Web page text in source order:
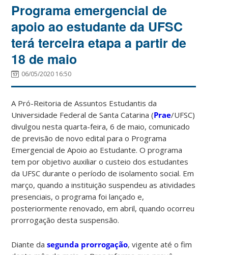
Programa emergencial de
apoio ao estudante da UFSC
terá terceira etapa a partir de
18 de maio
06/05/2020 16:50
A Pró-Reitoria de Assuntos Estudantis da
Universidade Federal de Santa Catarina (Prae/UFSC)
divulgou nesta quarta-feira, 6 de maio, comunicado
de previsão de novo edital para o Programa
Emergencial de Apoio ao Estudante. O programa
tem por objetivo auxiliar o custeio dos estudantes
da UFSC durante o período de isolamento social. Em
março, quando a instituição suspendeu as atividades
presenciais, o programa foi lançado e,
posteriormente renovado, em abril, quando ocorreu
prorrogação desta suspensão.
Diante dasegunda prorrogação, vigente até o fim